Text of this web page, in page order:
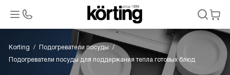
Korting
Подогреватели посуды
Подогреватели посуды для поддержания тепла готовых блюд